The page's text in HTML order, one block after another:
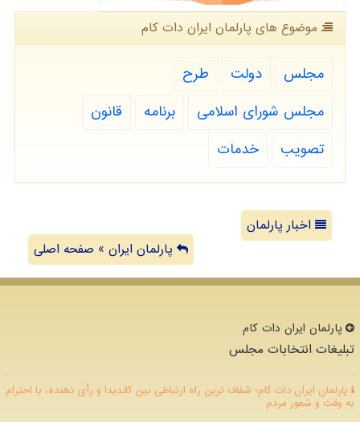
موضوع های پارلمان ایران دات كام
مجلس دولت
طرح
مجلس شورای اسلامی
برنامه
قانون
تصویب
خدمات
اخبار پارلمان
پارلمان ایران » صفحه اصلی
پارلمان ایران دات كام
تبلیغات انتخابات مجلس
پارلمان ایران دات کام؛ شفاف ترین راه ارتباطی بین کاندیدا و رأی دهنده، با احترام
به وقت و شعور مردم